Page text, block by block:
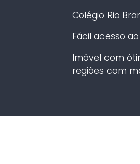
Colégio Rio
Fácil acesso
Imóvel com
regiões com